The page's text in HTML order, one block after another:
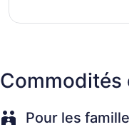
Cabanas by the
Poolside lounge
Ski equipment
Charging station for
Commodités
Pour les